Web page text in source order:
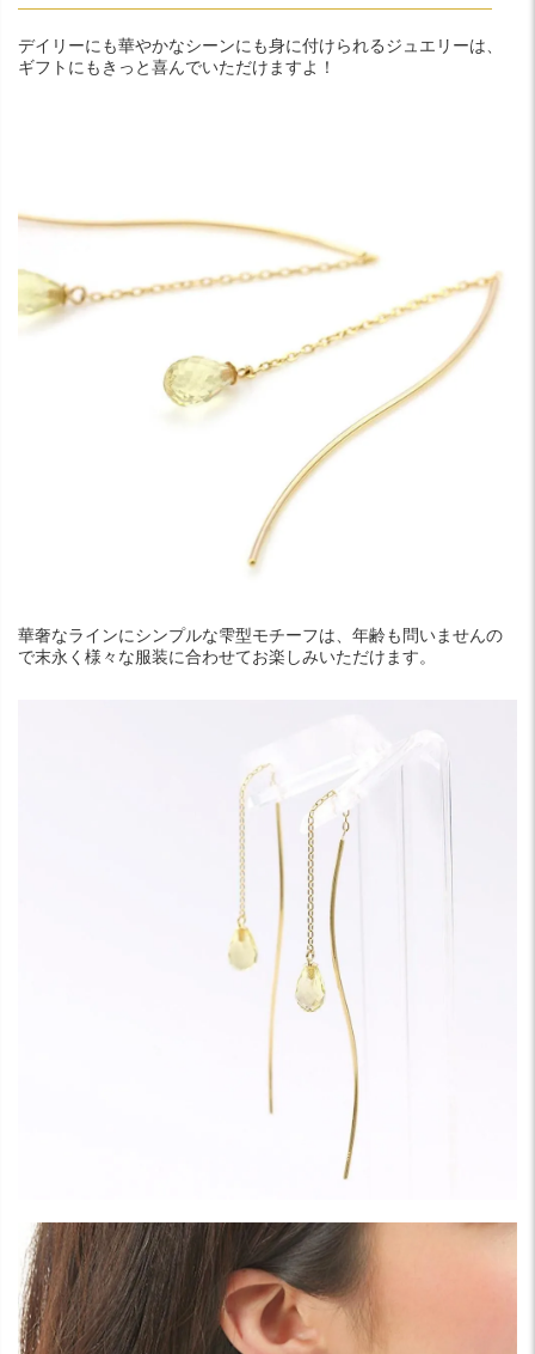
デイリーにも華やかなシーンにも身に付けられるジュエリーは、
ギフトにもきっと喜んでいただけますよ！
華奢なラインにシンプルな雫型モチーフは、年齢も問いませんの
で末永く様々な服装に合わせてお楽しみいただけます。